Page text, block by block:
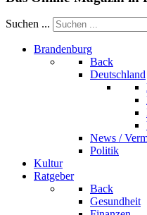
Suchen ...
Brandenburg
Back
Deutschland
News /
Politik
Kultur
Ratgeber
Back
Gesundheit